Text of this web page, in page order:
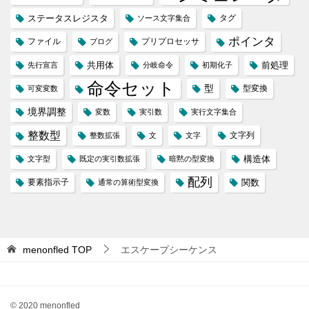
ステータスレジスタ ソース文字集合 タグ
ファイル ブログ プリプロセッサ ポインタ
先行宣言 共用体 分岐命令 初期化子 前処理
可変変数 命令セット 型 型変換
境界調整 変数 実引数 実行文字集合
整数型 整数拡張 文 文字 文字列
文字型 既定の実引数拡張 暗黙の型変換 構造体
要素指示子 通常の算術型変換 配列 関数
menonfled TOP エスケープシーケンス
© 2020 menonfled